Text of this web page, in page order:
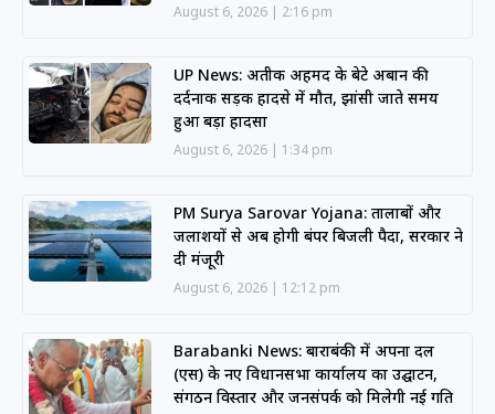
August 6, 2026 2:16 pm
UP News: अतीक अहमद के बेटे अबान की
दर्दनाक सड़क हादसे में मौत, झांसी जाते समय
हुआ बड़ा हादसा
August 6, 2026 1:34 pm
PM Surya Sarovar Yojana: तालाबों और
जलाशयों से अब होगी बंपर बिजली पैदा, सरकार ने
दी मंजूरी
August 6, 2026 12:12 pm
Barabanki News: बाराबंकी में अपना दल
(एस) के नए विधानसभा कार्यालय का उद्घाटन,
संगठन विस्तार और जनसंपर्क को मिलेगी नई गति